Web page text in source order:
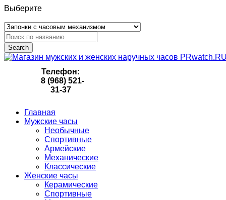
Выберите
Search
Телефон:
8 (968) 521-
31-37
Главная
Мужские часы
Необычные
Спортивные
Армейские
Механические
Классические
Женские часы
Керамические
Спортивные